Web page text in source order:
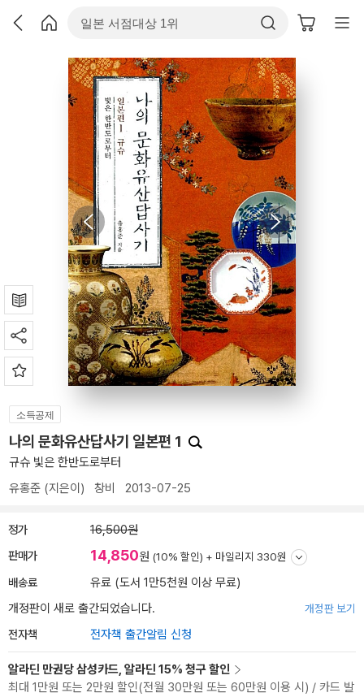
소득공제
나의 문화유산답사기 일본편 1
규슈 빛은 한반도로부터
유홍준 (지은이) 창비 2013-07-25
정가 16,500원
판매가 14,850원 (10% 할인) + 마일리지 330원
배송료
유료 (도서 1만5천원 이상 무료)
개정판이 새로 출간되었습니다.
개정판 보기
전자책 전자책 출간알림 신청
알라딘 만권당 삼성카드, 알라딘 15% 청구 할인
최대 1만원 또는 2만원 할인(전월 30만원 또는 60만원 이용 시) / 카드 발